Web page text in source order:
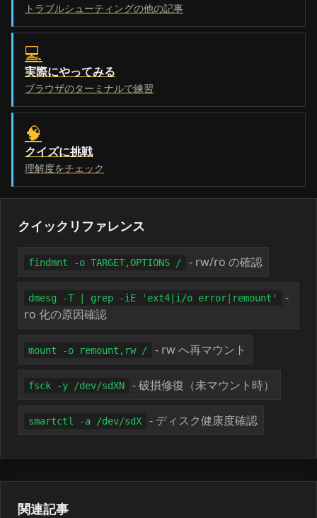
トラブルシューティングの他の記事
💻
実際にやってみる
ブラウザのターミナルで練習
🧠
クイズに挑戦
理解度をチェック
クイックリファレンス
findmnt -o TARGET,OPTIONS / - rw/ro の確認
dmesg -T | grep -iE 'ext4|i/o error|remount'
-
ro 化の原因確認
mount -o remount,rw / - rw へ再マウント
fsck -y /dev/sdXN - 破損修復（未マウント時）
smartctl -a /dev/sdX - ディスク健康度確認
関連記事